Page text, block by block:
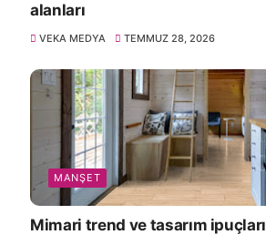
alanları
VEKA MEDYA TEMMUZ 28, 2026
MANŞET
Mimari trend ve tasarım ipuçları